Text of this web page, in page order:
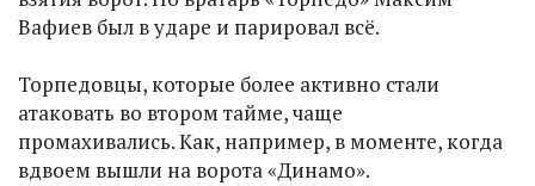
Вафиев был в ударе и парировал всё.
Торпедовцы, которые более активно стали
атаковать во втором тайме, чаще
промахивались. Как, например, в моменте, когда
вдвоем вышли на ворота «Динамо».